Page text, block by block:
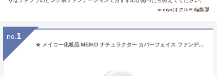
ocruyo(オクルヨ)編集部
no. 1
★ メイコー化粧品 MEIKO ナチュラクター カバーフェイス ファンデーション 130 ピンク